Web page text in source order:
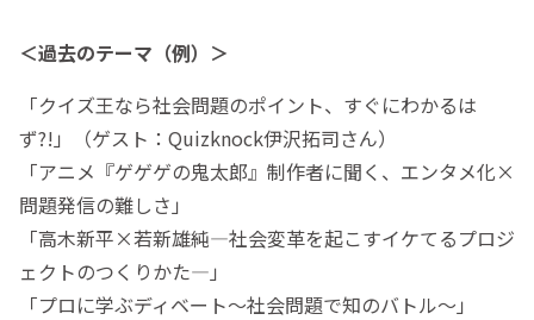
＜過去のテーマ（例）＞
「クイズ王なら社会問題のポイント、すぐにわかるは
ず?!」（ゲスト：Quizknock伊沢拓司さん）
「アニメ『ゲゲゲの鬼太郎』制作者に聞く、エンタメ化×
問題発信の難しさ」
「高木新平×若新雄純―社会変革を起こすイケてるプロジ
ェクトのつくりかた―」
「プロに学ぶディベート～社会問題で知のバトル～」